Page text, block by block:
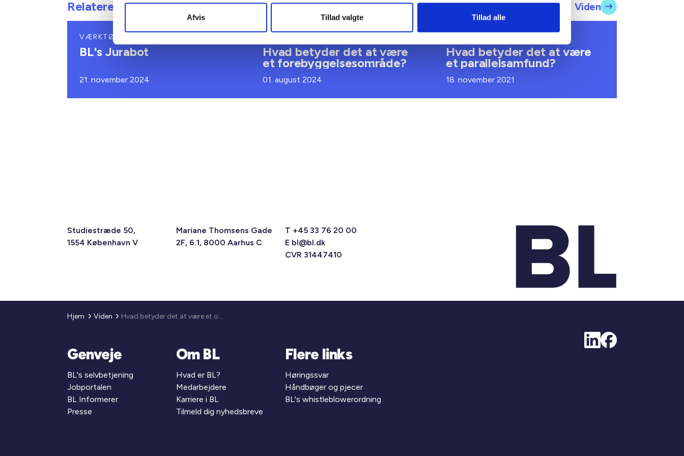
Afvis Tillad valgte Tillad alle
Relateret indhold Viden
VÆRKTØJ
BL's Jurabot
21. november 2024
Hvad betyder det at være
et forebyggelsesområde?
01. august 2024
Hvad betyder det at være
et parallelsamfund?
18. november 2021
Studiestræde 50,
1554 København V
Mariane Thomsens Gade
2F, 6.1, 8000 Aarhus C
T +45 33 76 20 00
E bl@bl.dk
CVR 31447410
Hjem Viden Hvad betyder det at være et område med høj arbejdsløshed?
Genveje
BL's selvbetjening
Jobportalen
BL Informerer
Presse
Om BL
Hvad er BL?
Medarbejdere
Karriere i BL
Tilmeld dig nyhedsbreve
Flere links
Høringssvar
Håndbøger og pjecer
BL's whistleblowerordning